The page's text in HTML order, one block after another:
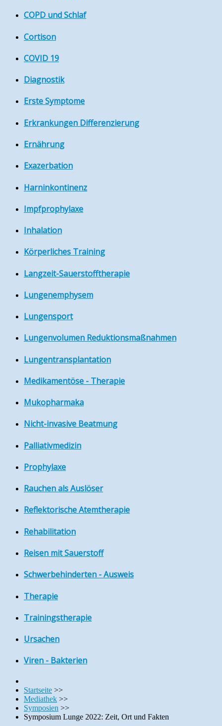
COPD und Schlaf
Cortison
COVID 19
Diagnostik
Erste Symptome
Erkrankungen Differenzierung
Ernährung
Exazerbation
Harninkontinenz
Impfprophylaxe
Inhalation
Körperliches Training
Langzeit-Sauerstofftherapie
Lungenemphysem
Lungensport
Lungenvolumen Reduktionsmaßnahmen
Lungentransplantation
Medikamentöse - Therapie
Mukopharmaka
Nicht-invasive Beatmung
Palliativmedizin
Prophylaxe
Rauchen als Auslöser
Reflektorische Atemtherapie
Rehabilitation
Reisen mit Sauerstoff
Schwerbehinderten - Ausweis
Therapie
Trainingstherapie
Ursachen
Viren - Bakterien
Startseite >>
Mediathek >>
Symposien >>
Symposium Lunge 2022: Zeit, Ort und Fakten